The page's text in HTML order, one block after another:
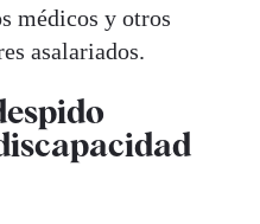
médicos y otros
asalariados.